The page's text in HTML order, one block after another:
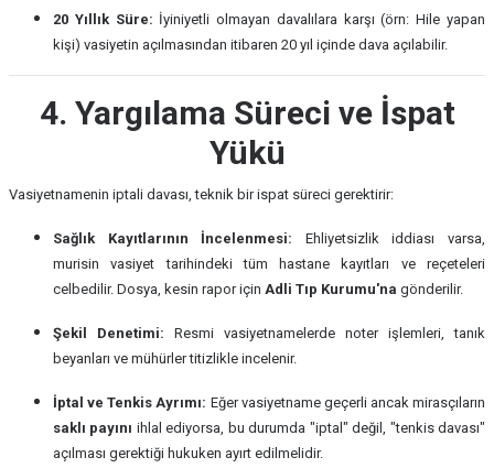
20 Yıllık Süre: İyiniyetli olmayan davalılara karşı (örn: Hile yapan
kişi) vasiyetin açılmasından itibaren 20 yıl içinde dava açılabilir.
4. Yargılama Süreci ve İspat
Yükü
Vasiyetnamenin iptali davası, teknik bir ispat süreci gerektirir:
Sağlık Kayıtlarının İncelenmesi: Ehliyetsizlik iddiası varsa,
murisin vasiyet tarihindeki tüm hastane kayıtları ve reçeteleri
celbedilir. Dosya, kesin rapor için Adli Tıp Kurumu'na gönderilir.
Şekil Denetimi: Resmi vasiyetnamelerde noter işlemleri, tanık
beyanları ve mühürler titizlikle incelenir.
İptal ve Tenkis Ayrımı: Eğer vasiyetname geçerli ancak mirasçıların
saklı payını ihlal ediyorsa, bu durumda "iptal" değil, "tenkis davası"
açılması gerektiği hukuken ayırt edilmelidir.